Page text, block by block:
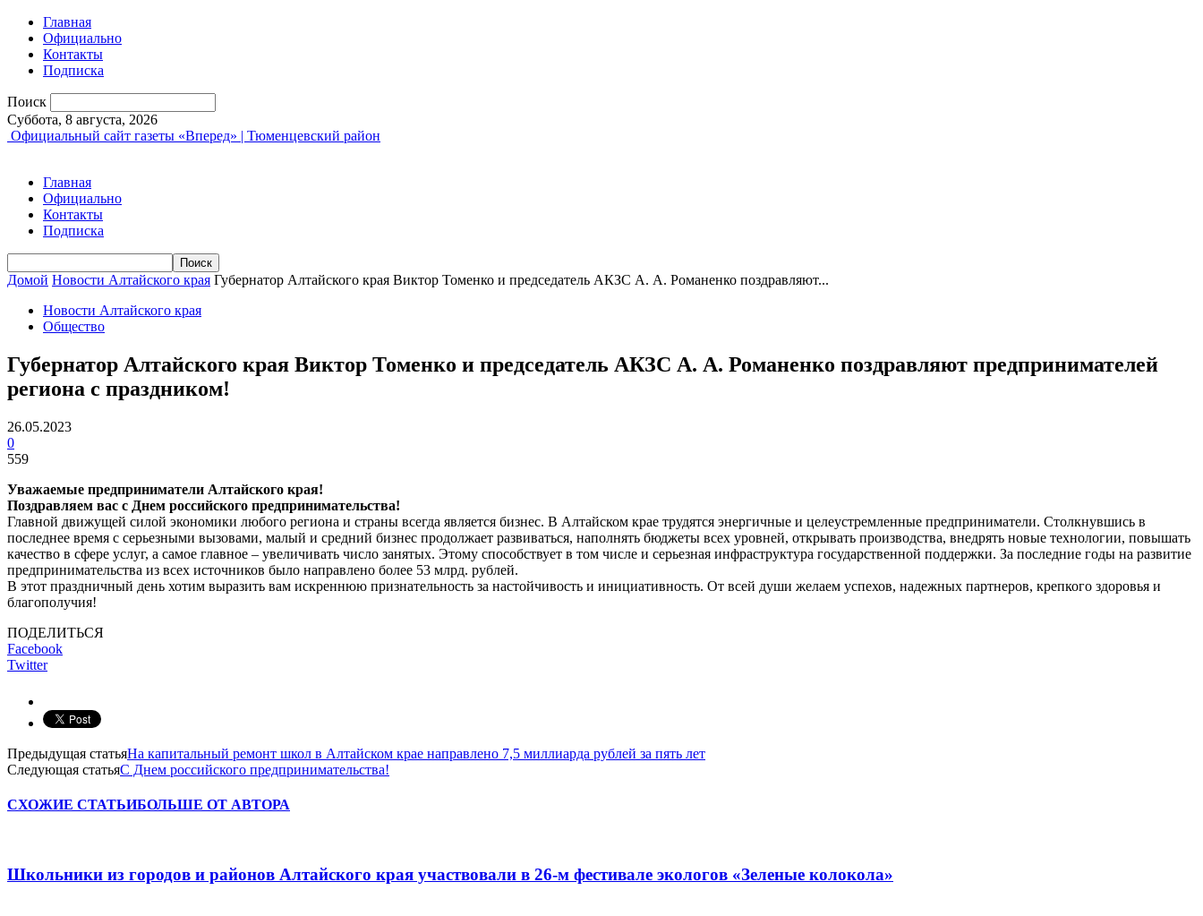
Главная
Официально
Контакты
Подписка
Поиск
Суббота, 8 августа, 2026
Официальный сайт газеты «Вперед» | Тюменцевский район
Главная
Официально
Контакты
Подписка
Домой Новости Алтайского края Губернатор Алтайского края Виктор Томенко и председатель АКЗС А. А. Романенко поздравляют...
Новости Алтайского края
Общество
Губернатор Алтайского края Виктор Томенко и председатель АКЗС А. А. Романенко поздравляют предпринимателей
региона с праздником!
26.05.2023
0
559
Уважаемые предприниматели Алтайского края!
Поздравляем вас с Днем российского предпринимательства!
Главной движущей силой экономики любого региона и страны всегда является бизнес. В Алтайском крае трудятся энергичные и целеустремленные предприниматели. Столкнувшись в
последнее время с серьезными вызовами, малый и средний бизнес продолжает развиваться, наполнять бюджеты всех уровней, открывать производства, внедрять новые технологии, повышать
качество в сфере услуг, а самое главное – увеличивать число занятых. Этому способствует в том числе и серьезная инфраструктура государственной поддержки. За последние годы на развитие
предпринимательства из всех источников было направлено более 53 млрд. рублей.
В этот праздничный день хотим выразить вам искреннюю признательность за настойчивость и инициативность. От всей души желаем успехов, надежных партнеров, крепкого здоровья и
благополучия!
ПОДЕЛИТЬСЯ
Facebook
Twitter
Предыдущая статьяНа капитальный ремонт школ в Алтайском крае направлено 7,5 миллиарда рублей за пять лет
Следующая статьяС Днем российского предпринимательства!
СХОЖИЕ СТАТЬИБОЛЬШЕ ОТ АВТОРА
Школьники из городов и районов Алтайского края участвовали в 26-м фестивале экологов «Зеленые колокола»